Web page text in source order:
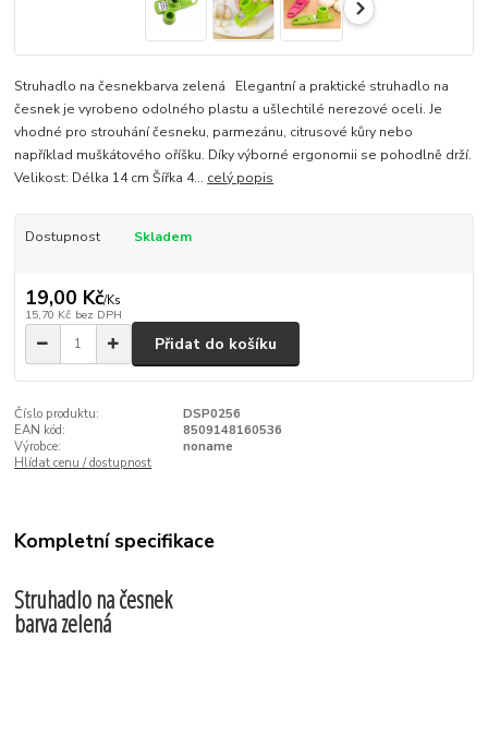
Struhadlo na česnekbarva zelená Elegantní a praktické struhadlo na
česnek je vyrobeno odolného plastu a ušlechtilé nerezové oceli. Je
vhodné pro strouhání česneku, parmezánu, citrusové kůry nebo
například muškátového oříšku. Díky výborné ergonomii se pohodlně drží.
Velikost: Délka 14 cm Šířka 4... celý popis
Dostupnost Skladem
19,00 Kč/Ks
15,70 Kč bez DPH
Přidat do košíku
Číslo produktu:
DSP0256
EAN kód:
8509148160536
Výrobce:
noname
Hlídat cenu / dostupnost
Kompletní specifikace
Struhadlo na česnek
barva zelená